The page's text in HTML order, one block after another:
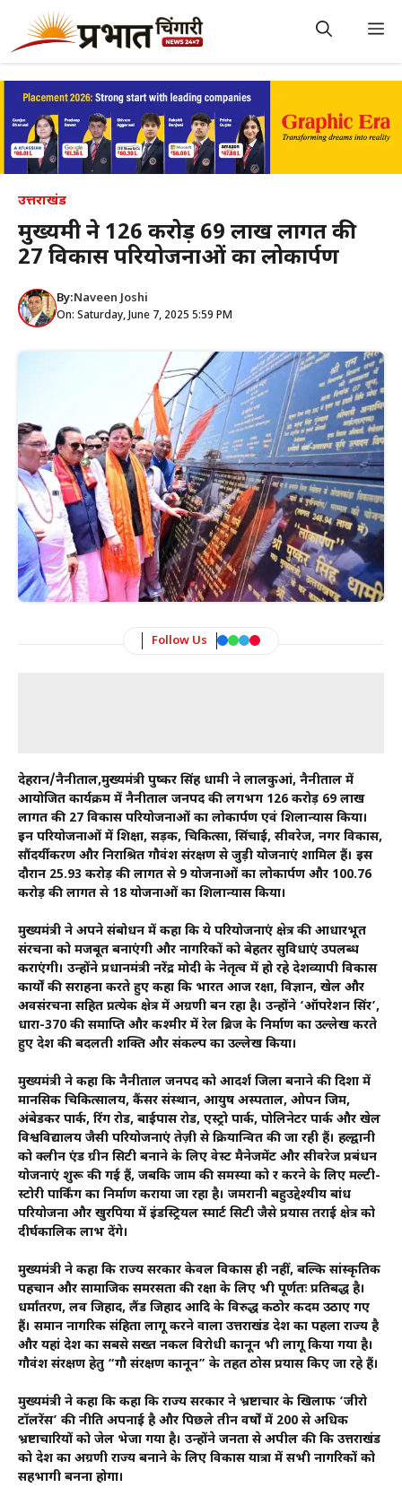
content
उत्तराखंड
मुख्यमंत्री ने 126 करोड़ 69 लाख लागत की
27 विकास परियोजनाओं का लोकार्पण
By:Naveen Joshi
On: Saturday, June 7, 2025 5:59 PM
Follow Us
देहरादून/नैनीताल,मुख्यमंत्री पुष्कर सिंह धामी ने लालकुआं, नैनीताल में
आयोजित कार्यक्रम में नैनीताल जनपद की लगभग 126 करोड़ 69 लाख
लागत की 27 विकास परियोजनाओं का लोकार्पण एवं शिलान्यास किया।
इन परियोजनाओं में शिक्षा, सड़क, चिकित्सा, सिंचाई, सीवरेज, नगर विकास,
सौंदर्यीकरण और निराश्रित गौवंश संरक्षण से जुड़ी योजनाएं शामिल हैं। इस
दौरान 25.93 करोड़ की लागत से 9 योजनाओं का लोकार्पण और 100.76
करोड़ की लागत से 18 योजनाओं का शिलान्यास किया।
मुख्यमंत्री ने अपने संबोधन में कहा कि ये परियोजनाएं क्षेत्र की आधारभूत
संरचना को मजबूत बनाएंगी और नागरिकों को बेहतर सुविधाएं उपलब्ध
कराएंगी। उन्होंने प्रधानमंत्री नरेंद्र मोदी के नेतृत्व में हो रहे देशव्यापी विकास
कार्यों की सराहना करते हुए कहा कि भारत आज रक्षा, विज्ञान, खेल और
अवसंरचना सहित प्रत्येक क्षेत्र में अग्रणी बन रहा है। उन्होंने ‘ऑपरेशन सिंदूर’,
धारा-370 की समाप्ति और कश्मीर में रेल ब्रिज के निर्माण का उल्लेख करते
हुए देश की बदलती शक्ति और संकल्प का उल्लेख किया।
मुख्यमंत्री ने कहा कि नैनीताल जनपद को आदर्श जिला बनाने की दिशा में
मानसिक चिकित्सालय, कैंसर संस्थान, आयुष अस्पताल, ओपन जिम,
अंबेडकर पार्क, रिंग रोड, बाईपास रोड, एस्ट्रो पार्क, पोलिनेटर पार्क और खेल
विश्वविद्यालय जैसी परियोजनाएं तेज़ी से क्रियान्वित की जा रही हैं। हल्द्वानी
को क्लीन एंड ग्रीन सिटी बनाने के लिए वेस्ट मैनेजमेंट और सीवरेज प्रबंधन
योजनाएं शुरू की गई हैं, जबकि जाम की समस्या को दूर करने के लिए मल्टी-
स्टोरी पार्किंग का निर्माण कराया जा रहा है। जमरानी बहुउद्देश्यीय बांध
परियोजना और खुरपिया में इंडस्ट्रियल स्मार्ट सिटी जैसे प्रयास तराई क्षेत्र को
दीर्घकालिक लाभ देंगे।
मुख्यमंत्री ने कहा कि राज्य सरकार केवल विकास ही नहीं, बल्कि सांस्कृतिक
पहचान और सामाजिक समरसता की रक्षा के लिए भी पूर्णतः प्रतिबद्ध है।
धर्मांतरण, लव जिहाद, लैंड जिहाद आदि के विरुद्ध कठोर कदम उठाए गए
हैं। समान नागरिक संहिता लागू करने वाला उत्तराखंड देश का पहला राज्य है
और यहां देश का सबसे सख्त नकल विरोधी कानून भी लागू किया गया है।
गौवंश संरक्षण हेतु “गौ संरक्षण कानून” के तहत ठोस प्रयास किए जा रहे हैं।
मुख्यमंत्री ने कहा कि कहा कि राज्य सरकार ने भ्रष्टाचार के खिलाफ ‘जीरो
टॉलरेंस’ की नीति अपनाई है और पिछले तीन वर्षों में 200 से अधिक
भ्रष्टाचारियों को जेल भेजा गया है। उन्होंने जनता से अपील की कि उत्तराखंड
को देश का अग्रणी राज्य बनाने के लिए विकास यात्रा में सभी नागरिकों को
सहभागी बनना होगा।